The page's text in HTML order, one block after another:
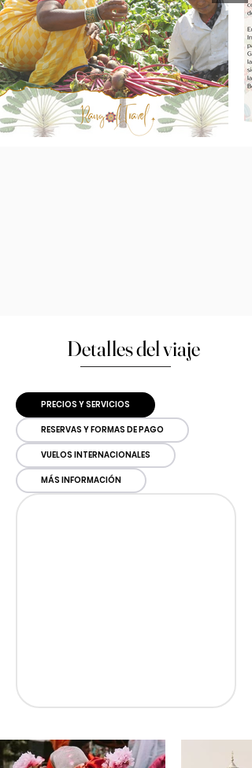
Detalles del viaje
PRECIOS Y SERVICIOS
RESERVAS Y FORMAS DE PAGO
VUELOS INTERNACIONALES
MÁS INFORMACIÓN